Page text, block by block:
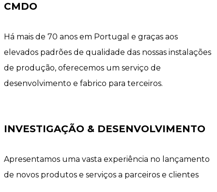
CMDO
Há mais de 70 anos em Portugal e graças aos
elevados padrões de qualidade das nossas instalações
de produção, oferecemos um serviço de
desenvolvimento e fabrico para terceiros.
INVESTIGAÇÃO & DESENVOLVIMENTO
Apresentamos uma vasta experiência no lançamento
de novos produtos e serviços a parceiros e clientes